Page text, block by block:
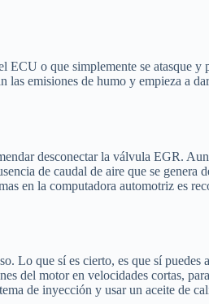
o que simplemente se atasque
emisiones de humo y empieza a
desconectar la válvula EGR.
de caudal de aire que se
en la computadora automotriz es
Lo que sí es cierto, es que sí
del motor en velocidades cortas,
de inyección y usar un aceite de